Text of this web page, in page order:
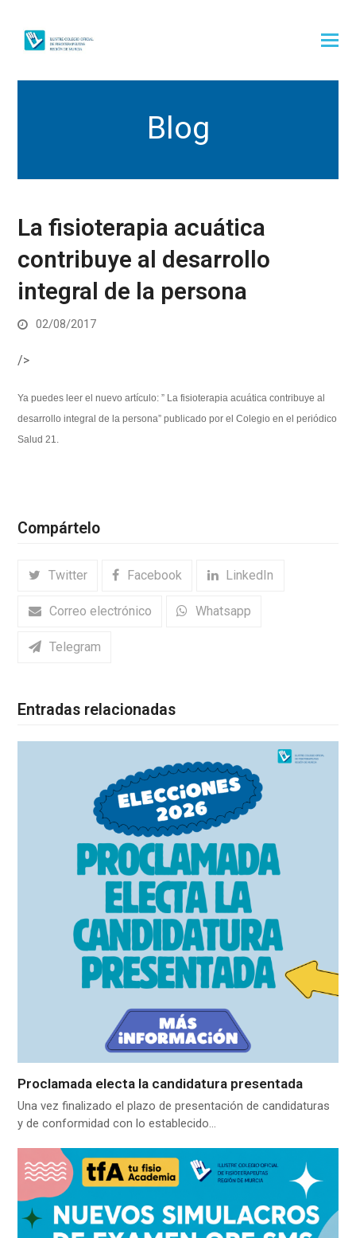
Blog
La fisioterapia acuática
contribuye al desarrollo
integral de la persona
02/08/2017
/>
Ya puedes leer el nuevo artículo: ” La fisioterapia acuática contribuye al
desarrollo integral de la persona” publicado por el Colegio en el periódico
Salud 21.
Compártelo
Twitter Facebook LinkedIn
Correo electrónico Whatsapp
Telegram
Entradas relacionadas
Proclamada electa la candidatura presentada
Una vez finalizado el plazo de presentación de candidaturas
y de conformidad con lo establecido…